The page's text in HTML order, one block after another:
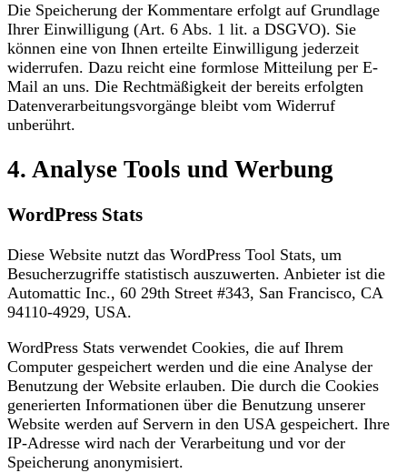
Die Speicherung der Kommentare erfolgt auf Grundlage
Ihrer Einwilligung (Art. 6 Abs. 1 lit. a DSGVO). Sie
können eine von Ihnen erteilte Einwilligung jederzeit
widerrufen. Dazu reicht eine formlose Mitteilung per E-
Mail an uns. Die Rechtmäßigkeit der bereits erfolgten
Datenverarbeitungsvorgänge bleibt vom Widerruf
unberührt.
4. Analyse Tools und Werbung
WordPress Stats
Diese Website nutzt das WordPress Tool Stats, um
Besucherzugriffe statistisch auszuwerten. Anbieter ist die
Automattic Inc., 60 29th Street #343, San Francisco, CA
94110-4929, USA.
WordPress Stats verwendet Cookies, die auf Ihrem
Computer gespeichert werden und die eine Analyse der
Benutzung der Website erlauben. Die durch die Cookies
generierten Informationen über die Benutzung unserer
Website werden auf Servern in den USA gespeichert. Ihre
IP-Adresse wird nach der Verarbeitung und vor der
Speicherung anonymisiert.